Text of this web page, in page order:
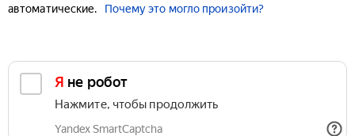
автоматические.
Почему это могло произойти?
Я не робот
Нажмите, чтобы продолжить
Yandex SmartCaptcha